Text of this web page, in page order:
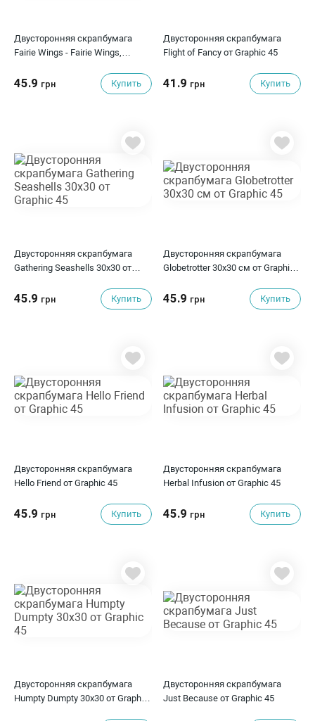
Двусторонняя скрапбумага
Fairie Wings - Fairie Wings,
45.9 грн Купить
Двусторонняя скрапбумага
Flight of Fancy от Graphic 45
41.9 грн Купить
Двусторонняя скрапбумага
Gathering Seashells 30x30 от
45.9 грн Купить
Двусторонняя скрапбумага
Globetrotter 30х30 см от Graphic
45.9 грн Купить
Двусторонняя скрапбумага
Hello Friend от Graphic 45
45.9 грн Купить
Двусторонняя скрапбумага
Herbal Infusion от Graphic 45
45.9 грн Купить
Двусторонняя скрапбумага
Humpty Dumpty 30x30 от Graphic
Двусторонняя скрапбумага
Just Because от Graphic 45